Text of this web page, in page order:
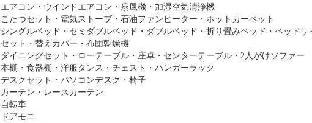
エアコン・ウインドエアコン・扇風機・加湿空気清浄機
こたつセット・電気ストーブ・石油ファンヒーター・ホットカーペット
シングルベッド・セミダブルベッド・ダブルベッド・折り畳みベッド・ベッド
セット・替えカバー・布団乾燥機
ダイニングセット・ローテーブル・座卓・センターテーブル・2人がけソファー
本棚・食器棚・洋服タンス・チェスト・ハンガーラック
デスクセット・パソコンデスク・椅子
カーテン・レースカーテン
自転車
ドアモニ